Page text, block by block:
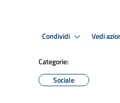
Condividi Vedi
Categorie:
Sociale